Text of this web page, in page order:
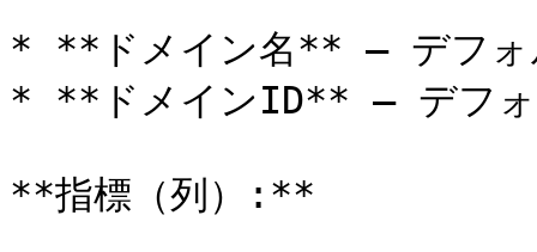
* **ドメイン名** — デフォ
* **ドメインID** — デフォ
**指標（列）:**